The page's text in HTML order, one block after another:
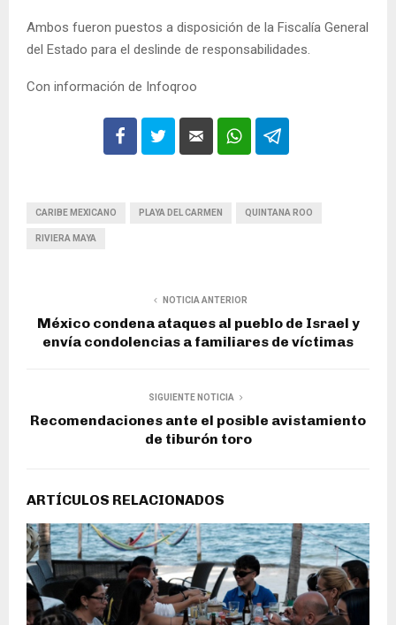
Ambos fueron puestos a disposición de la Fiscalía General
del Estado para el deslinde de responsabilidades.
Con información de Infoqroo
CARIBE MEXICANO PLAYA DEL CARMEN QUINTANA ROO
RIVIERA MAYA
NOTICIA ANTERIOR
México condena ataques al pueblo de Israel y
envía condolencias a familiares de víctimas
SIGUIENTE NOTICIA
Recomendaciones ante el posible avistamiento
de tiburón toro
ARTÍCULOS RELACIONADOS